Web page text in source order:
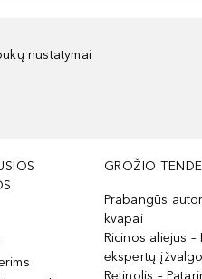
nustatymai
GROŽIO
Prabangūs
kvapai
Ricinos aliejus –
ekspertų
Retinolis –